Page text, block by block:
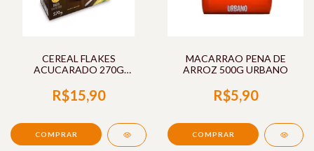
CEREAL FLAKES
ACUCARADO 270G
R$15,90
MACARRAO PENA DE
ARROZ 500G URBANO
R$5,90